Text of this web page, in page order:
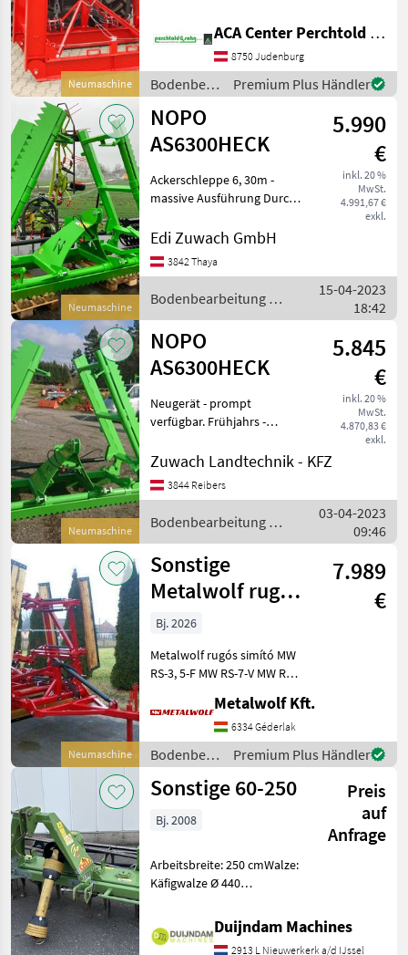
Neumaschine
Zylinder + mechanische
Transportsicherung +
Planierkeil
Bodenbearbeitung Acke
ACA Center Perchtold - Perchtold & Sohn GmbH
8750 Judenburg
Bodenbearbeitung
/ Sonstige
Premium Plus Händler
Neumaschine
NOPO
AS6300HECK
5.990
€
inkl. 20 %
MwSt.
4.991,67 €
exkl.
Ackerschleppe 6, 30m -
massive Ausführung Durch
wenig Kraftbedarf beim
mit einem 100 PS Traktor
Edi Zuwach GmbH
3842 Thaya
Bodenbearbeitung /
NOPO
15-04-2023
18:42
Neumaschine
NOPO
AS6300HECK
5.845
€
inkl. 20 %
MwSt.
4.870,83 €
exkl.
Neugerät - prompt
verfügbar. Frühjahrs -
Ackerschleppe mit 6, 30m
Ausführung hydraulisch
verstell
Zuwach Landtechnik - KFZ
3844 Reibers
Bodenbearbeitung /
NOPO
03-04-2023
09:46
Neumaschine
Sonstige
Metalwolf rugós
simító
7.989
€
Bj. 2026
Metalwolf rugós simító MW
RS-3, 5-F MW RS-7-V MW RS-
függesztett, vontatott
Munkaszélessége [m]: 3, 5 7
9 Szállítási szélessége [m]:
3, 5 2, 6
Metalwolf Kft.
6334 Géderlak
Bodenbearbeitung
/ Sonstige
Premium Plus Händler
Sonstige 60-250
Preis
auf
Anfrage
Bj. 2008
Arbeitsbreite: 250 cmWalze:
Käfigwalze Ø 440
Modell und der Einstellung
Duijndam Machines
2913 L Nieuwerkerk a/d IJssel